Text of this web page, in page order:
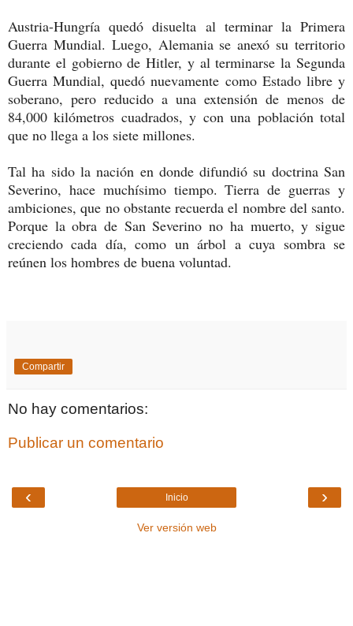
Austria-Hungría quedó disuelta al terminar la Primera
Guerra Mundial. Luego, Alemania se anexó su territorio
durante el gobierno de Hitler, y al terminarse la Segunda
Guerra Mundial, quedó nuevamente como Estado libre y
soberano, pero reducido a una extensión de menos de
84,000 kilómetros cuadrados, y con una población total
que no llega a los siete millones.
Tal ha sido la nación en donde difundió su doctrina San
Severino, hace muchísimo tiempo. Tierra de guerras y
ambiciones, que no obstante recuerda el nombre del santo.
Porque la obra de San Severino no ha muerto, y sigue
creciendo cada día, como un árbol a cuya sombra se
reúnen los hombres de buena voluntad.
Compartir
No hay comentarios:
Publicar un comentario
‹ ›
Inicio
Ver versión web